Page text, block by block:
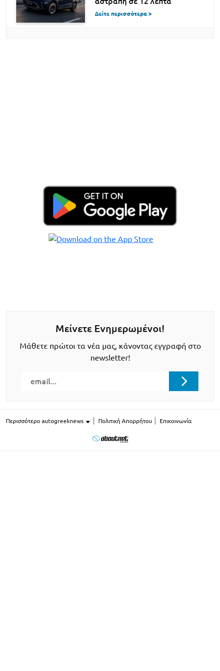
Δείτε περισσότερα >
Μείνετε Ενημερωμένοι!
Μάθετε πρώτοι τα νέα μας, κάνοντας εγγραφή στο
newsletter!
Περισσότερο autogreeknews Πολιτική Απορρήτου Επικοινωνία